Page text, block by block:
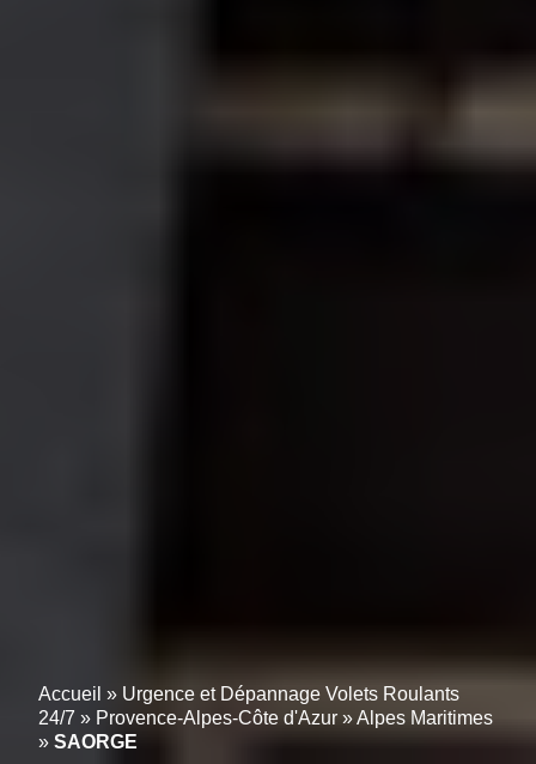
Accueil » Urgence et Dépannage Volets Roulants
24/7 » Provence-Alpes-Côte d'Azur »Alpes Maritimes
» SAORGE